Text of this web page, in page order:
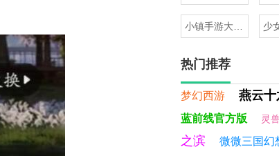
热门推荐
梦幻西游 燕云
蓝前线官方版
灵
之滨
微微三国幻